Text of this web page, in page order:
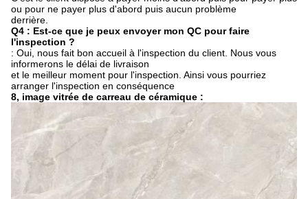
ou pour ne payer plus d'abord puis aucun problème
derrière.
Q4 : Est-ce que je peux envoyer mon QC pour faire
l'inspection ?
: Oui, nous fait bon accueil à l'inspection du client. Nous vous
informerons le délai de livraison
et le meilleur moment pour l'inspection. Ainsi vous pourriez
arranger l'inspection en conséquence
8, image vitrée de carreau de céramique :